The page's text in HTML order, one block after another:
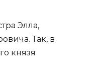
Элла,
Так, в
князя